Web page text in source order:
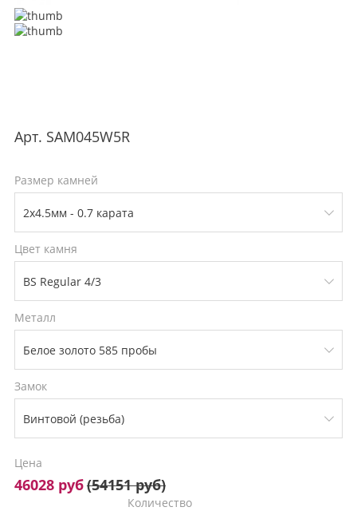
Арт. SAM045W5R
Размер камней
Цвет камня
Металл
Замок
Цена
46028 руб(54151 руб)
Количество